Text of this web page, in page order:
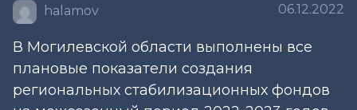
halamov 06.12.2022
В Могилевской области выполнены все
плановые показатели создания
региональных стабилизационных фондов